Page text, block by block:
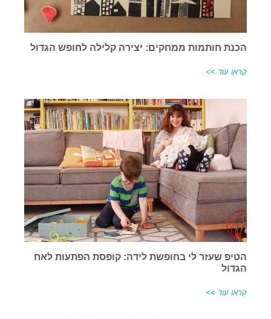
הכנת חותמות ממחקים: יצירה קלילה לחופש הגדול
קראו עוד >>
הטיפ שעזר לי בחופשת לידה: קופסת הפתעות לאח
הגדול
קראו עוד >>